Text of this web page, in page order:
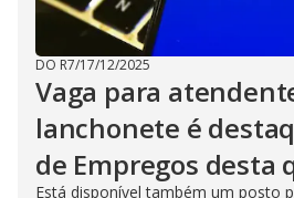
DO R7/17/12/2025
Vaga para
lanchonete é
de Empregos desta
Está disponível também um posto